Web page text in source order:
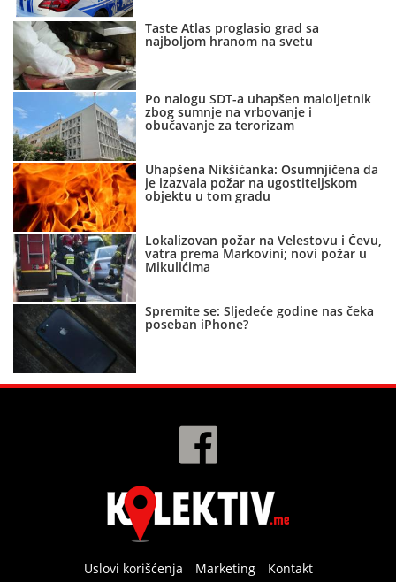
Taste Atlas proglasio grad sa
najboljom hranom na svetu
Po nalogu SDT-a uhapšen maloljetnik
zbog sumnje na vrbovanje i
obučavanje za terorizam
Uhapšena Nikšićanka: Osumnjičena da
je izazvala požar na ugostiteljskom
objektu u tom gradu
Lokalizovan požar na Velestovu i Čevu,
vatra prema Markovini; novi požar u
Mikulićima
Spremite se: Sljedeće godine nas čeka
poseban iPhone?
Uslovi korišćenja Marketing Kontakt